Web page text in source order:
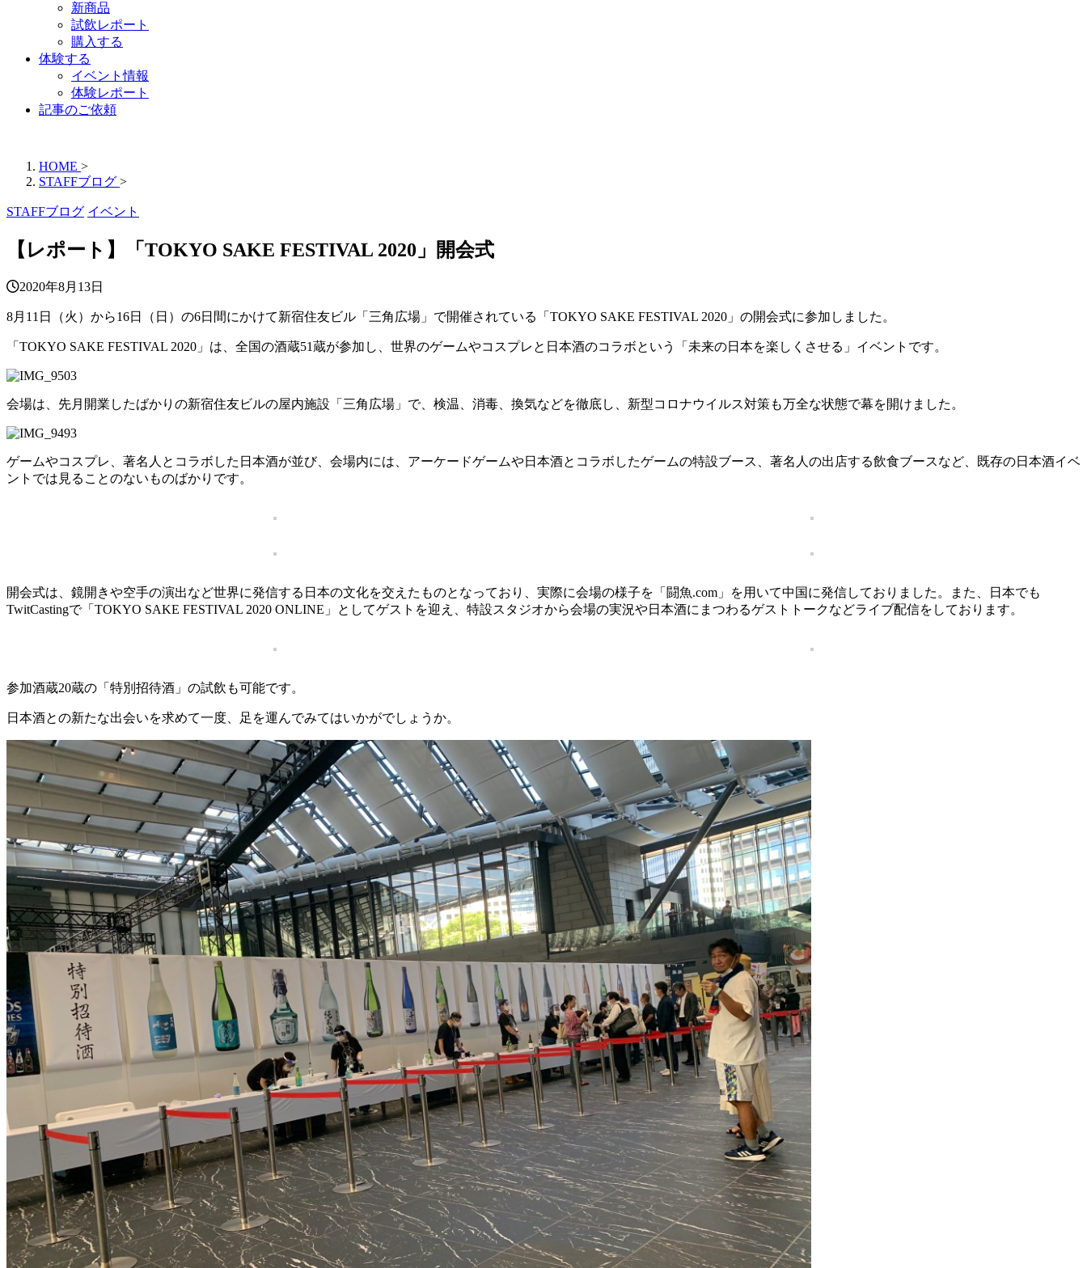
新商品
試飲レポート
購入する
体験する
イベント情報
体験レポート
記事のご依頼
HOME >
STAFFブログ >
STAFFブログ イベント
【レポート】「TOKYO SAKE FESTIVAL 2020」開会式
2020年8月13日
8月11日（火）から16日（日）の6日間にかけて新宿住友ビル「三角広場」で開催されている「TOKYO SAKE FESTIVAL 2020」の開会式に参加しました。
「TOKYO SAKE FESTIVAL 2020」は、全国の酒蔵51蔵が参加し、世界のゲームやコスプレと日本酒のコラボという「未来の日本を楽しくさせる」イベントです。
会場は、先月開業したばかりの新宿住友ビルの屋内施設「三角広場」で、検温、消毒、換気などを徹底し、新型コロナウイルス対策も万全な状態で幕を開けました。
ゲームやコスプレ、著名人とコラボした日本酒が並び、会場内には、アーケードゲームや日本酒とコラボしたゲームの特設ブース、著名人の出店する飲食ブースなど、既存の日本酒イベ
ントでは見ることのないものばかりです。
開会式は、鏡開きや空手の演出など世界に発信する日本の文化を交えたものとなっており、実際に会場の様子を「闘魚.com」を用いて中国に発信しておりました。また、日本でも
TwitCastingで「TOKYO SAKE FESTIVAL 2020 ONLINE」としてゲストを迎え、特設スタジオから会場の実況や日本酒にまつわるゲストトークなどライブ配信をしております。
参加酒蔵20蔵の「特別招待酒」の試飲も可能です。
日本酒との新たな出会いを求めて一度、足を運んでみてはいかがでしょうか。